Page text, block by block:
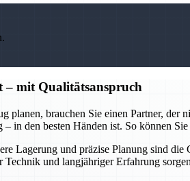
– mit Qualitätsanspruch
brauchen Sie einen Partner, der
in den besten Händen ist. So können
Lagerung und präzise Planung sind
und langjähriger Erfahrung